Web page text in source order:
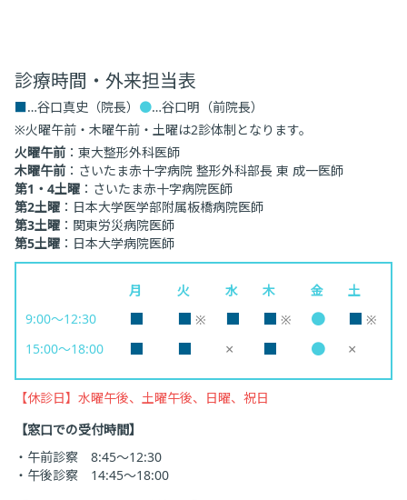
診療時間・外来担当表
■…谷口真史（院長） ●…谷口明（前院長）
※火曜午前・木曜午前・土曜は2診体制となります。
火曜午前：東大整形外科医師
木曜午前：さいたま赤十字病院 整形外科部長 東 成一医師
第1・4土曜：さいたま赤十字病院医師
第2土曜：日本大学医学部附属板橋病院医師
第3土曜：関東労災病院医師
第5土曜：日本大学病院医師
月 火 水 木 金
土
9:00～12:30
■ ■ ※ ■ ■ ※ ● ■ ※
15:00～18:00
■ ■ × ■ ● ×
【休診日】水曜午後、土曜午後、日曜、祝日
【窓口での受付時間】
・午前診察 8:45～12:30
・午後診察 14:45～18:00